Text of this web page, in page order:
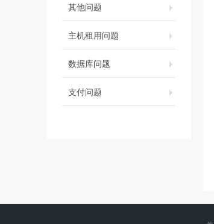
其他问题
主机租用问题
数据库问题
支付问题